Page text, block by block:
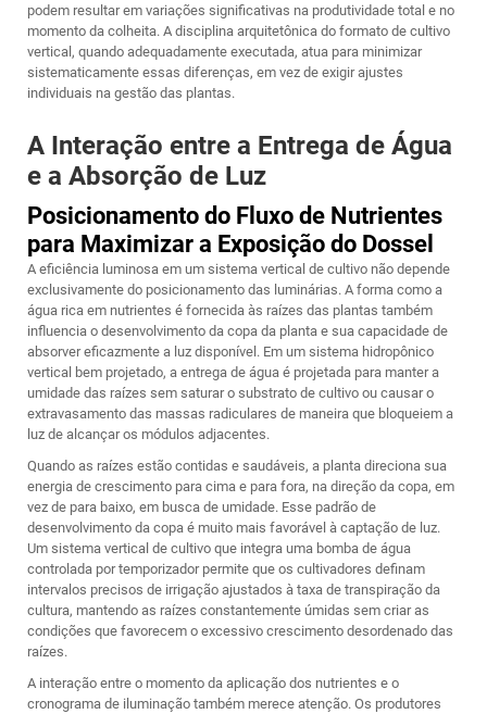
podem resultar em variações significativas na produtividade total e no
momento da colheita. A disciplina arquitetônica do formato de cultivo
vertical, quando adequadamente executada, atua para minimizar
sistematicamente essas diferenças, em vez de exigir ajustes
individuais na gestão das plantas.
A Interação entre a Entrega de Água
e a Absorção de Luz
Posicionamento do Fluxo de Nutrientes
para Maximizar a Exposição do Dossel
A eficiência luminosa em um sistema vertical de cultivo não depende
exclusivamente do posicionamento das luminárias. A forma como a
água rica em nutrientes é fornecida às raízes das plantas também
influencia o desenvolvimento da copa da planta e sua capacidade de
absorver eficazmente a luz disponível. Em um sistema hidropônico
vertical bem projetado, a entrega de água é projetada para manter a
umidade das raízes sem saturar o substrato de cultivo ou causar o
extravasamento das massas radiculares de maneira que bloqueiem a
luz de alcançar os módulos adjacentes.
Quando as raízes estão contidas e saudáveis, a planta direciona sua
energia de crescimento para cima e para fora, na direção da copa, em
vez de para baixo, em busca de umidade. Esse padrão de
desenvolvimento da copa é muito mais favorável à captação de luz.
Um sistema vertical de cultivo que integra uma bomba de água
controlada por temporizador permite que os cultivadores definam
intervalos precisos de irrigação ajustados à taxa de transpiração da
cultura, mantendo as raízes constantemente úmidas sem criar as
condições que favorecem o excessivo crescimento desordenado das
raízes.
A interação entre o momento da aplicação dos nutrientes e o
cronograma de iluminação também merece atenção. Os produtores